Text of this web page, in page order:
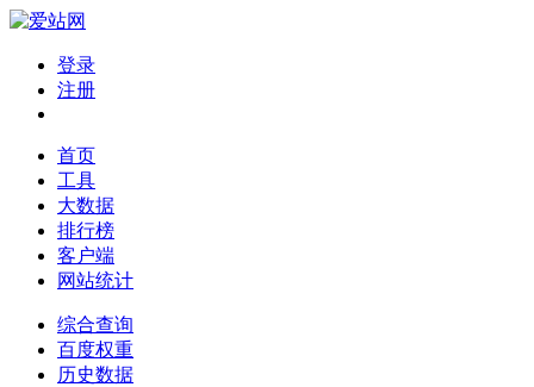
登录
注册
首页
工具
大数据
排行榜
客户端
网站统计
综合查询
百度权重
历史数据